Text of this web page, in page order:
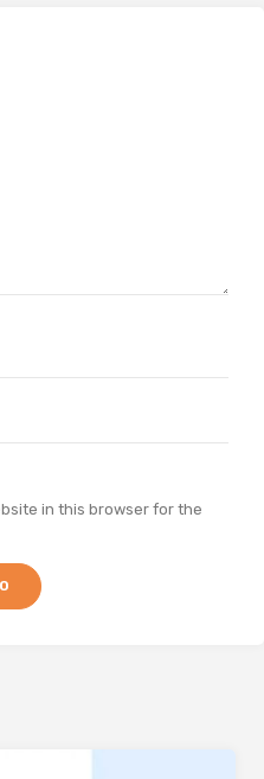
in this browser for the